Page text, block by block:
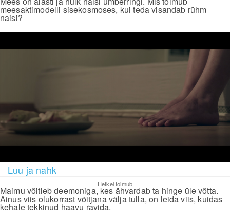
meesaktimodelli sisekosmoses, kui teda visandab rühm
naisi?
Luu ja nahk
Hetkel toimub
Maimu võitleb deemoniga, kes ähvardab ta hinge üle võtta.
Ainus viis olukorrast võitjana välja tulla, on leida viis, kuidas
kehale tekkinud haavu ravida.